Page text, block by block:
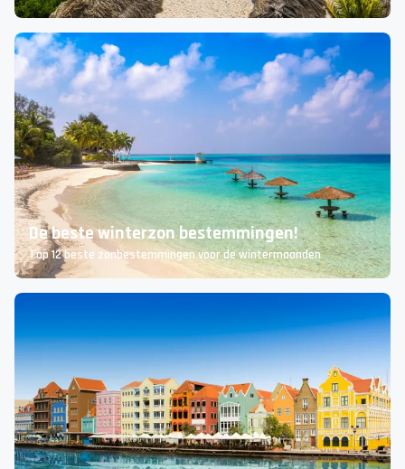
Haal het maximale uit je reis zonder te veel te betalen
De beste winterzon bestemmingen!
Top 12 beste zonbestemmingen voor de wintermaanden